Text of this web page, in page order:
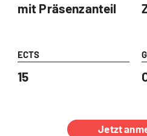
mit Präsenzanteil
ECTS
15
Jetzt